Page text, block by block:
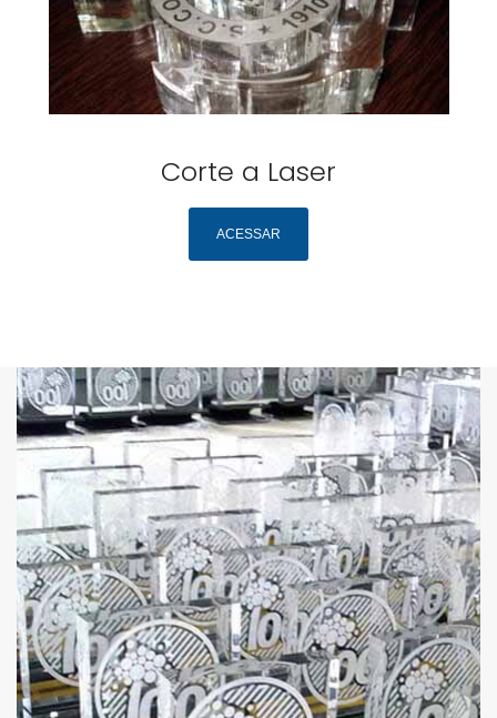
Corte a Laser
ACESSAR